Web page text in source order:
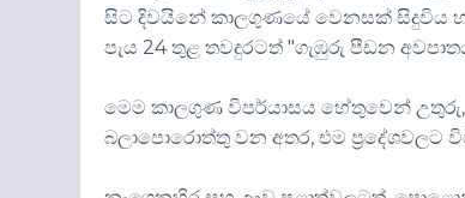
සිට දිවයිනේ කාලගුණයේ වෙනසක් සිදුවිය
පැය 24 තුළ තවදුරටත් "ගැඹුරු පීඩන
මෙම කාලගුණ විපර්යාසය හේතුවෙන්
බලාපොරොත්තු වන අතර, එම ප්‍රදේශවලට